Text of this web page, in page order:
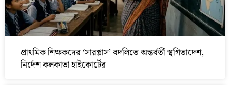
প্রাথমিক শিক্ষকদের ‘সারপ্লাস’ বদলিতে অন্তর্বর্তী স্থগিতাদেশ,
নির্দেশ কলকাতা হাইকোর্টের